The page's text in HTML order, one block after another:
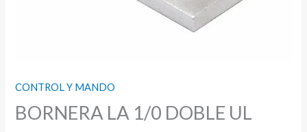
CONTROL Y MANDO
BORNERA LA 1/0 DOBLE UL